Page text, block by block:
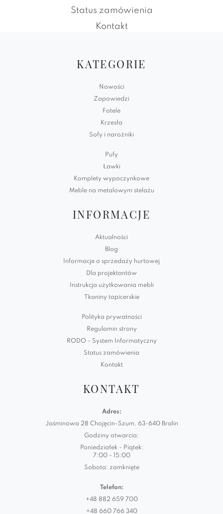
Status zamówienia
Kontakt
KATEGORIE
Nowości
Zapowiedzi
Fotele
Krzesła
Sofy i narożniki
Pufy
Ławki
Komplety wypoczynkowe
Meble na metalowym stelażu
INFORMACJE
Aktualności
Blog
Informacje o sprzedaży hurtowej
Dla projektantów
Instrukcja użytkowania mebli
Tkaniny tapicerskie
Polityka prywatności
Regulamin strony
RODO - System Informatyczny
Status zamówienia
Kontakt
KONTAKT
Adres:
Jaśminowa 28 Chojęcin-Szum, 63-640 Bralin
Godziny otwarcia:
Poniedziałek - Piątek:
7:00 - 15:00
Sobota: zamknięte
Telefon:
+48 882 659 700
+48 660 766 340